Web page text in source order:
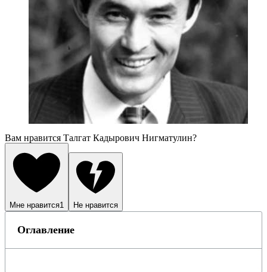
Вам нравится Талгат Кадырович Нигматулин?
Мне нравится1 Не нравится
Оглавление